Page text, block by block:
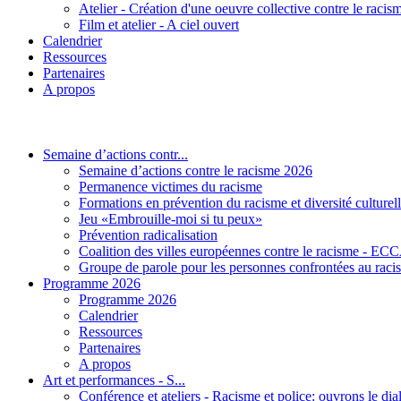
Atelier - Création d'une oeuvre collective contre le
Film et atelier - A ciel ouvert
Calendrier
Ressources
Partenaires
A propos
Semaine d’actions contr...
Semaine d’actions contre le racisme 2026
Permanence victimes du racisme
Formations en prévention du racisme et diversité
Jeu «Embrouille-moi si tu peux»
Prévention radicalisation
Coalition des villes européennes contre le racisme -
Groupe de parole pour les personnes confrontées au
Programme 2026
Programme 2026
Calendrier
Ressources
Partenaires
A propos
Art et performances - S...
Conférence et ateliers - Racisme et police: ouvrons le